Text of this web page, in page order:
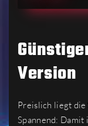
Version
Preislich liegt die
Spannend: Damit